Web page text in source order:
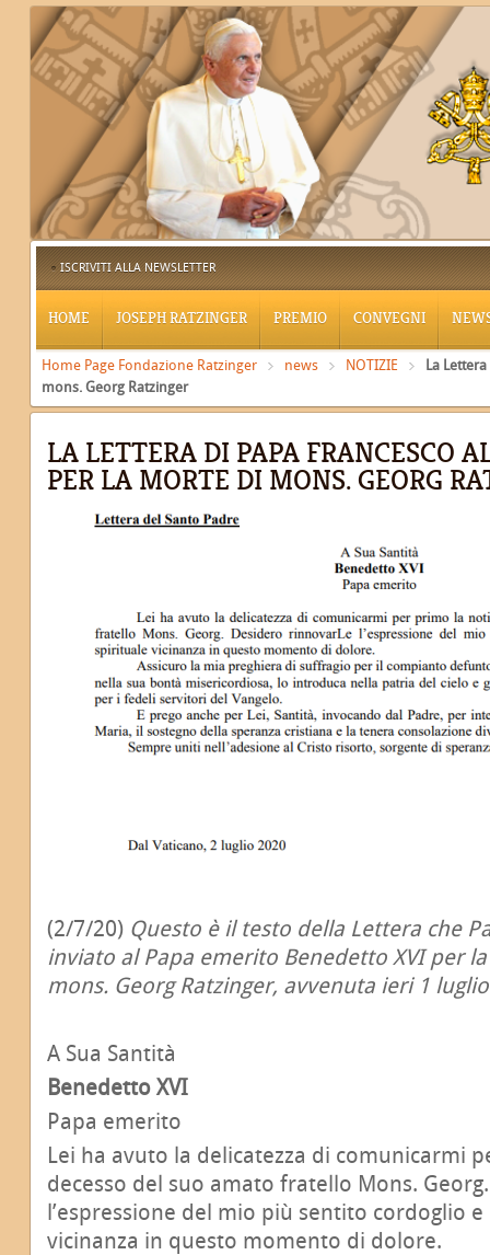
ISCRIVITI ALLA NEWSLETTER
HOME JOSEPH RATZINGER PREMIO CONVEGNI
Home Page Fondazione Ratzinger news NOTIZIE
La
mons. Georg Ratzinger
LA LETTERA DI PAPA FRANCESCO
PER LA MORTE DI MONS. GEORG
(2/7/20) Questo è il testo della Lettera che
inviato al Papa emerito Benedetto XVI per
mons. Georg Ratzinger, avvenuta ieri 1
A Sua Santità
Benedetto XVI
Papa emerito
Lei ha avuto la delicatezza di comunicarmi
decesso del suo amato fratello Mons.
l’espressione del mio più sentito cordoglio
vicinanza in questo momento di dolore.